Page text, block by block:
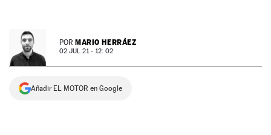
POR MARIO HERRÁEZ
02 JUL 21 - 12: 02
Añadir EL MOTOR en Google